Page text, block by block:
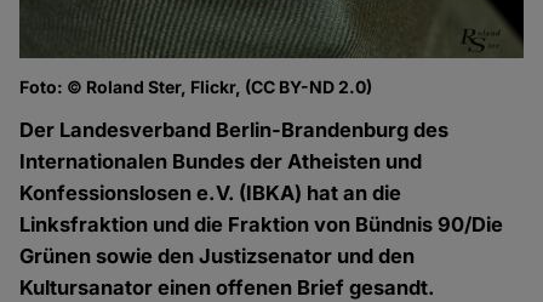
Foto: © Roland Ster, Flickr, (CC BY-ND 2.0)
Der Landesverband Berlin-Brandenburg des
Internationalen Bundes der Atheisten und
Konfessionslosen e.V. (IBKA) hat an die
Linksfraktion und die Fraktion von Bündnis 90/Die
Grünen sowie den Justizsenator und den
Kultursanator einen offenen Brief gesandt.